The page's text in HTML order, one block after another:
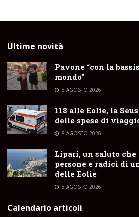
Ultime novità
Pavone “con la
mondo”
8 AGOSTO 2026
118 alle Eolie, la
delle spese di
8 AGOSTO 2026
Lipari, un saluto che
persone e radici di
delle Eolie
8 AGOSTO 2026
Calendario articoli